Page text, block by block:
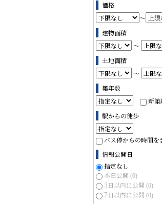
価格
～
建物面積
～
土地面積
～
築年数
新築
駅からの徒歩
バス停からの時間を
情報公開日
指定なし
本日公開 (0)
3日以内に公開 (0)
7日以内に公開 (0)